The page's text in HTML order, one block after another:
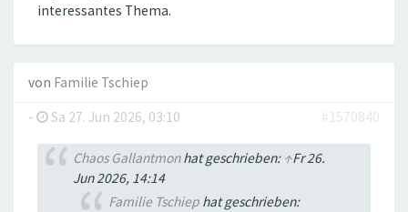
interessantes Thema.
von Familie Tschiep
-
Sa 27. Jun 2026, 03:10 #1570840
Chaos Gallantmonhat geschrieben: ↑Fr 26.
Jun 2026, 14:14
Familie Tschiephat geschrieben: